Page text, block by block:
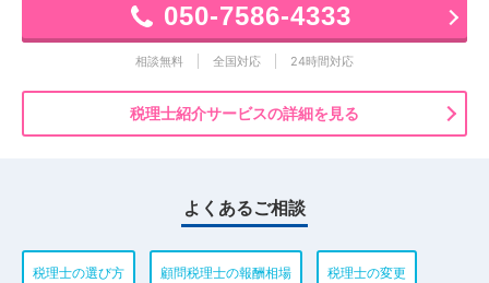
050-7586-4333
相談無料 全国対応 24時間対応
税理士紹介サービスの詳細を見る
よくあるご相談
税理士の選び方 顧問税理士の報酬相場 税理士の変更